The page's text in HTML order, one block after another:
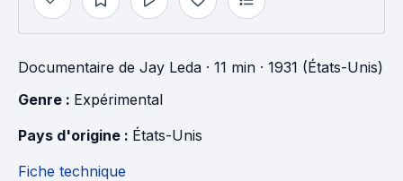
Documentaire de Jay Leda · 11 min · 1931 (États-Unis)
Genre : Expérimental
Pays d'origine : États-Unis
Fiche technique